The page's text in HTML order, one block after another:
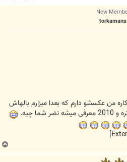
New
torkamans
شفق 3 هم در کاره من عکسشو دارم که بعدا میزارم بالهاش
ب
ا